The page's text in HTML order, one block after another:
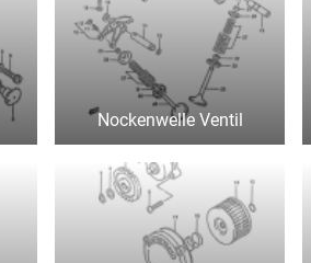
Nockenwelle Ventil